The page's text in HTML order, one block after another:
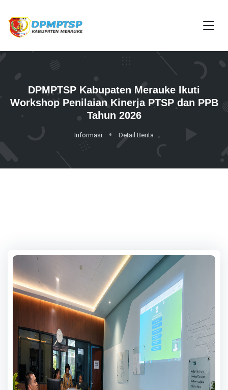
DPMPTSP Kabupaten Merauke Ikuti
Workshop Penilaian Kinerja PTSP dan PPB
Tahun 2026
Informasi Detail Berita